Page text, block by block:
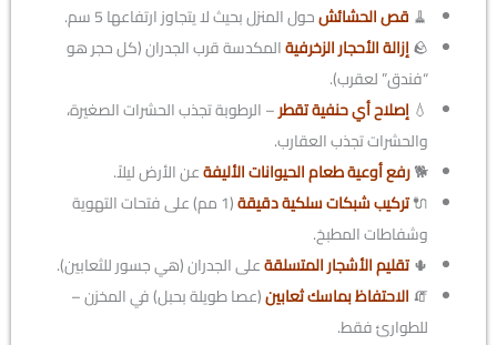
🧹 قص الحشائشحول المنزل بحيث لا يتجاوز ارتفاعها 5 سم.
🪨إزالة الأحجار الزخرفيةالمكدسة قرب الجدران (كل حجر هو
“فندق” لعقرب).
💧 إصلاح أي حنفية تقطر– الرطوبة تجذب الحشرات الصغيرة،
والحشرات تجذب العقارب.
🐕رفع أوعية طعام الحيوانات الأليفةعن الأرض ليلاً.
🔌تركيب شبكات سلكية دقيقة
(1 مم) على فتحات التهوية
وشفاطات المطبخ.
🌵تقليم الأشجار المتسلقةعلى الجدران (هي جسور للثعابين).
🧯الاحتفاظ بماسك ثعابين(عصا طويلة بحبل) في المخزن –
للطوارئ فقط.